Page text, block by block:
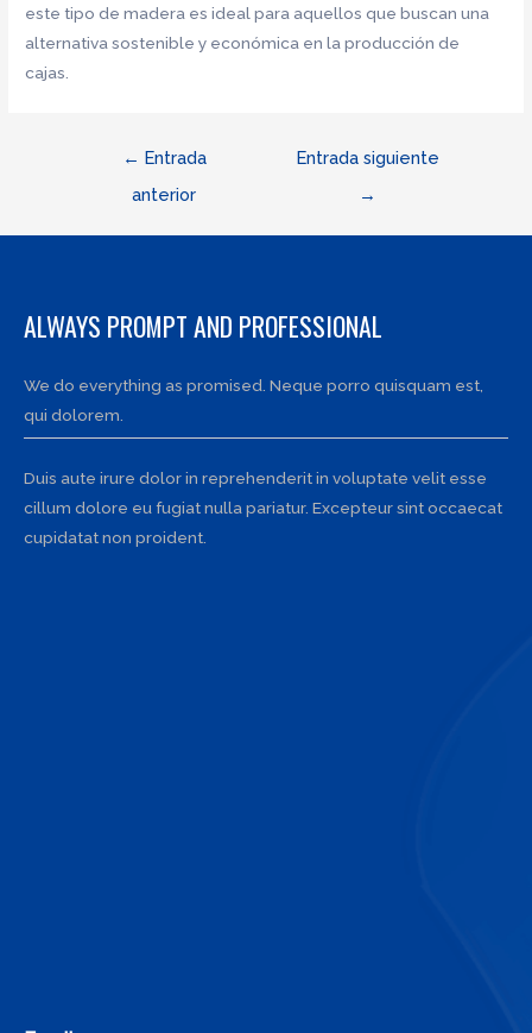
este tipo de madera es ideal para aquellos que buscan una
alternativa sostenible y económica en la producción de
cajas.
Navegación
← Entrada
anterior
Entrada siguiente
→
ALWAYS PROMPT AND PROFESSIONAL
We do everything as promised. Neque porro quisquam est,
qui dolorem.
Duis aute irure dolor in reprehenderit in voluptate velit esse
cillum dolore eu fugiat nulla pariatur. Excepteur sint occaecat
cupidatat non proident.